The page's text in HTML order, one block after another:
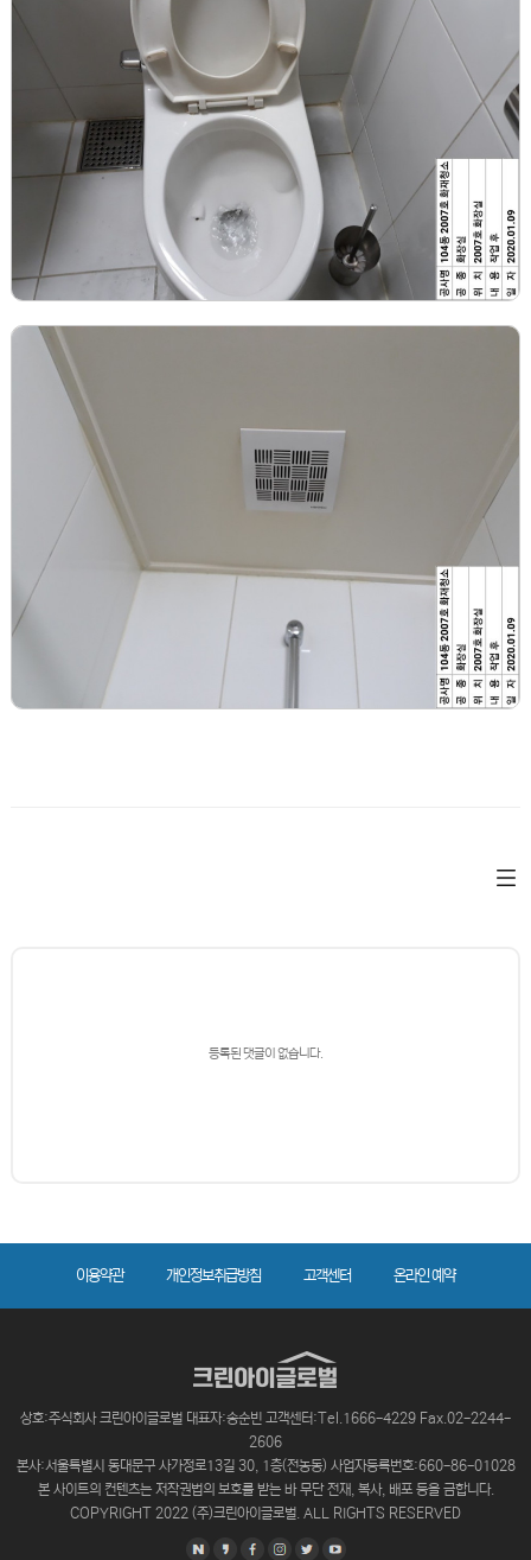
등록된 댓글이 없습니다.
이용약관 개인정보취급방침 고객센터 온라인 예약
상호:주식회사 크린아이글로벌 대표자:송순빈 고객센터:Tel.1666-4229 Fax.02-2244-
2606
본사:서울특별시 동대문구 사가정로13길 30, 1층(전농동) 사업자등록번호:660-86-01028
본 사이트의 컨텐츠는 저작권법의 보호를 받는 바 무단 전재, 복사, 배포 등을 금합니다.
COPYRIGHT 2022 (주)크린아이글로벌. ALL RIGHTS RESERVED